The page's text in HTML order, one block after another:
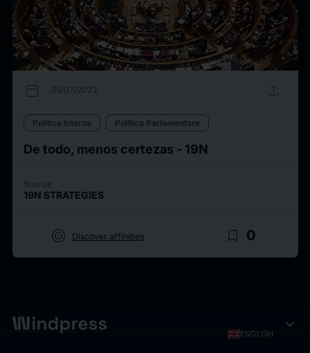
calendar_today 25/07/2023 upload
Politica Interna Politica Parlamentare
De todo, menos certezas - 19N
Source
19N STRATEGIES
target Discover affinities bookmark_border 0
ENGLISH expand_more